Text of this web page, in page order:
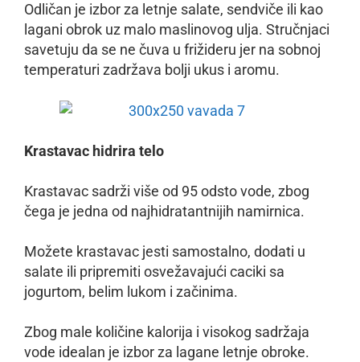
Odličan je izbor za letnje salate, sendviče ili kao
lagani obrok uz malo maslinovog ulja. Stručnjaci
savetuju da se ne čuva u frižideru jer na sobnoj
temperaturi zadržava bolji ukus i aromu.
Krastavac hidrira telo
Krastavac sadrži više od 95 odsto vode, zbog
čega je jedna od najhidratantnijih namirnica.
Možete krastavac jesti samostalno, dodati u
salate ili pripremiti osvežavajući caciki sa
jogurtom, belim lukom i začinima.
Zbog male količine kalorija i visokog sadržaja
vode idealan je izbor za lagane letnje obroke.